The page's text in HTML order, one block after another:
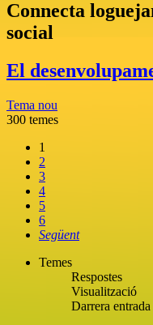
Connecta
social
El
Tema nou
300 temes
1
2
3
4
5
6
Següent
Temes
Respostes
Visualització
Darrera entrada